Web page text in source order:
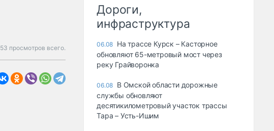
53 просмотров всего.
Дороги,
инфраструктура
06.08 На трассе Курск – Касторное
обновляют 65-метровый мост через
реку Грайворонка
06.08 В Омской области дорожные
службы обновляют
десятикилометровый участок трассы
Тара – Усть-Ишим